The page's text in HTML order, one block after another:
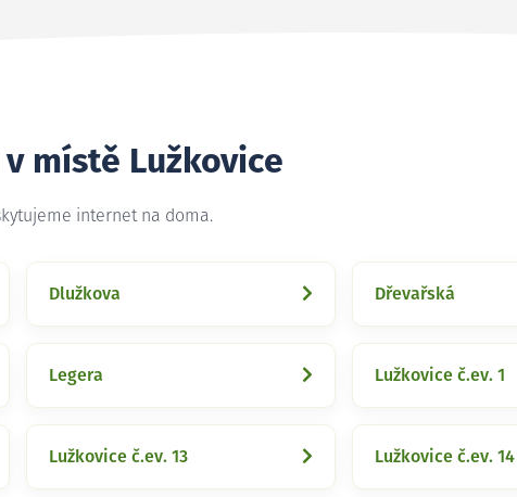
místě Lužkovice
internet na doma.
Dlužkova Dřevařská
Legera Lužkovice č.ev. 1
Lužkovice č.ev. 13 Lužkovice č.ev. 14